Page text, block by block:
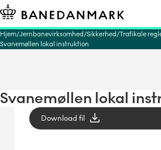
Hjem Jernbanevirksomhed Sikkerhed Trafikale
Svanemøllen lokal instruktion
Svanemøllen lokal
Download fil